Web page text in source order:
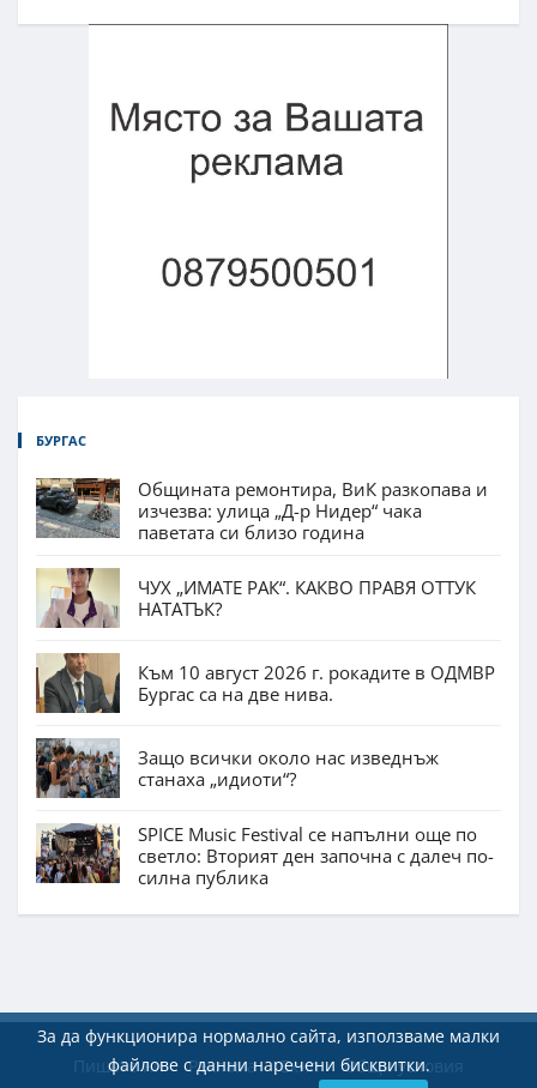
БУРГАС
Общината ремонтира, ВиК разкопава и
изчезва: улица „Д-р Нидер“ чака
паветата си близо година
ЧУХ „ИМАТЕ РАК“. КАКВО ПРАВЯ ОТТУК
НАТАТЪК?
Към 10 август 2026 г. рокадите в ОДМВР
Бургас са на две нива.
Защо всички около нас изведнъж
станаха „идиоти“?
SPICE Music Festival се напълни още по
светло: Вторият ден започна с далеч по-
силна публика
За да функционира нормално сайта, използваме малки
файлове с данни наречени бисквитки.
Пишете ни Реклама Екип Общи условия